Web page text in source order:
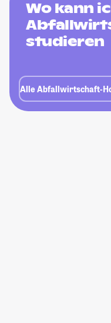
Wo kann
studieren
Alle Abfallwirtschaft-